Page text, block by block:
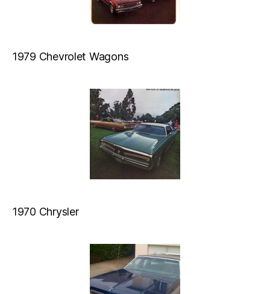
1979 Chevrolet Wagons
1970 Chrysler